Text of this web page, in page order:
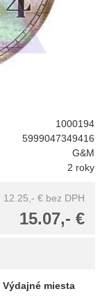
1000194
5999047349416
G&M
2 roky
12.25,- € bez DPH
15.07,- €
Výdajné miesta